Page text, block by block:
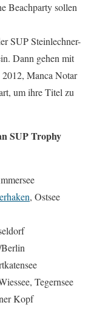
Beachparty sollen
SUP Steinlechner-
Dann gehen mit
2012, Manca Notar
um ihre Titel zu
SUP Trophy
, Ostsee
Berlin
Tegernsee
Kopf